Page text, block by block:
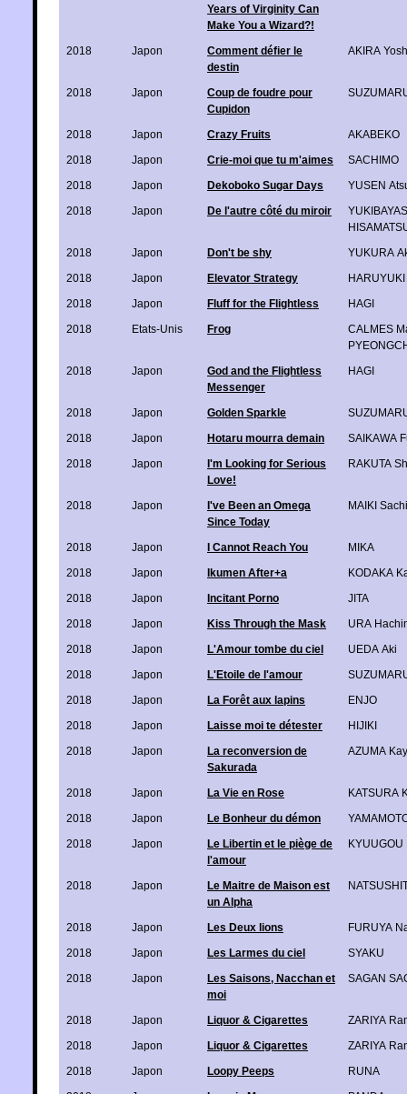
Years of Virginity Can
Make You a Wizard?!
2018 Japon
Comment défier le
destin
AKIRA
2018 Japon
Coup de foudre pour
Cupidon
2018 Japon Crazy Fruits
AKABEKO
2018
Japon Crie-moi que tu m'aimes
SACHIMO
2018
Japon Dekoboko Sugar Days
YUSEN
2018
Japon De l'autre côté du miroir
2018
Japon Don't be shy
YUKURA
2018
Japon Elevator Strategy
HARUYUKI
2018
Japon Fluff for the Flightless
HAGI
2018
Etats-Unis Frog
CALMES
2018
Japon
God and the Flightless
Messenger
HAGI
2018 Japon Golden Sparkle
2018
Japon Hotaru mourra demain
SAIKAWA
2018
Japon
I'm Looking for Serious
Love!
RAKUTA
2018 Japon
I've Been an Omega
Since Today
MAIKI Sachi
2018 Japon I Cannot Reach You
MIKA
2018
Japon Ikumen After+a
KODAKA
2018
Japon Incitant Porno
JITA
2018
Japon Kiss Through the Mask
URA
2018
Japon L'Amour tombe du ciel
UEDA Aki
2018
Japon L'Etoile de l'amour
2018
Japon La Forêt aux lapins
ENJO
2018
Japon Laisse moi te détester
HIJIKI
2018
Japon
La reconversion de
Sakurada
AZUMA
2018 Japon La Vie en Rose
KATSURA
2018
Japon Le Bonheur du démon
2018
Japon
Le Libertin et le piège de
l'amour
KYUUGOU
2018 Japon
Le Maitre de Maison est
un Alpha
2018 Japon Les Deux lions
FURUYA
2018
Japon Les Larmes du ciel
SYAKU
2018
Japon
Les Saisons, Nacchan et
moi
SAGAN
2018 Japon Liquor & Cigarettes
ZARIYA
2018
Japon Liquor & Cigarettes
ZARIYA
2018
Japon Loopy Peeps
RUNA